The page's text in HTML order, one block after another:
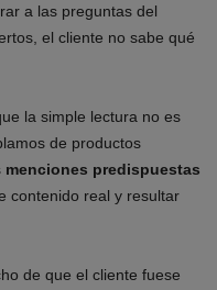
a las preguntas del
el cliente no sabe qué
la simple lectura no es
de productos
menciones predispuestas
contenido real y resultar
de que el cliente fuese